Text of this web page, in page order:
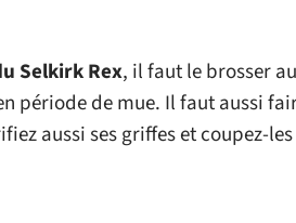
Selkirk Rex, il faut le brosser
période de mue. Il faut aussi
aussi ses griffes et coupez-